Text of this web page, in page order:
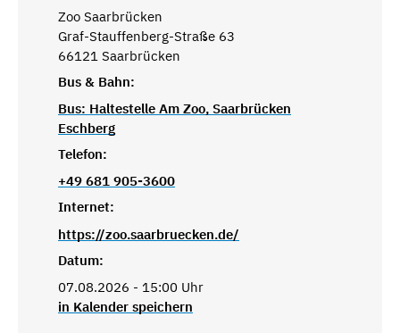
Zoo Saarbrücken
Graf-Stauffenberg-Straße 63
66121 Saarbrücken
Bus & Bahn:
Bus: Haltestelle Am Zoo, Saarbrücken
Eschberg
Telefon:
+49 681 905-3600
Internet:
https://zoo.saarbruecken.de/
Datum:
07.08.2026 - 15:00 Uhr
in Kalender speichern